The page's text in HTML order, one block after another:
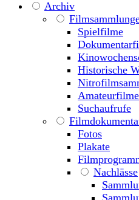
Archiv
Spielfilme
Historische
Amateurfilme
Suchaufrufe
Fotos
Plakate
Nachlässe